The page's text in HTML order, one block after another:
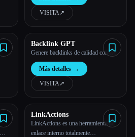
VISITA↗︎
Backlink GPT
Genere backlinks de calidad con IA.
Más detalles →
VISITA↗︎
LinkActions
LinkActions es una herramienta de
enlace interno totalmente